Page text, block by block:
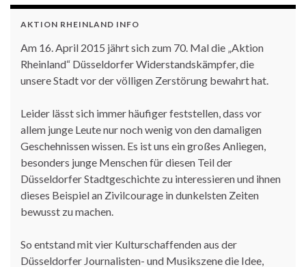
AKTION RHEINLAND INFO
Am 16. April 2015 jährt sich zum 70. Mal die „Aktion
Rheinland“ Düsseldorfer Widerstandskämpfer, die
unsere Stadt vor der völligen Zerstörung bewahrt hat.
Leider lässt sich immer häufiger feststellen, dass vor
allem junge Leute nur noch wenig von den damaligen
Geschehnissen wissen. Es ist uns ein großes Anliegen,
besonders junge Menschen für diesen Teil der
Düsseldorfer Stadtgeschichte zu interessieren und ihnen
dieses Beispiel an Zivilcourage in dunkelsten Zeiten
bewusst zu machen.
So entstand mit vier Kulturschaffenden aus der
Düsseldorfer Journalisten- und Musikszene die Idee,